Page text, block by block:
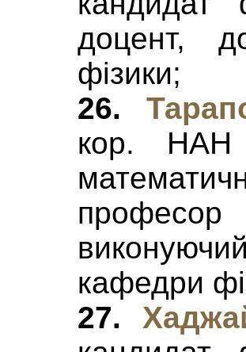
доцент,
фізики;
26.
кор. НАН
професор
кафедри
27.